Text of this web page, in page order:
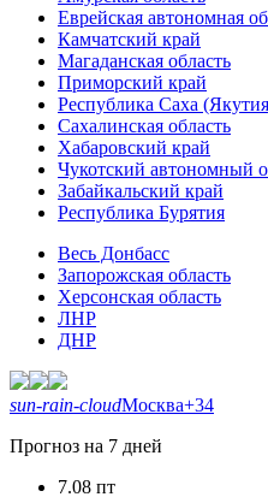
Еврейская автономная
Камчатский край
Магаданская область
Приморский край
Республика Саха
Сахалинская область
Хабаровский край
Чукотский автономный
Забайкальский край
Республика Бурятия
Весь Донбасс
Запорожская область
Херсонская область
ЛНР
ДНР
sun-rain-cloudМосква+34
Прогноз на 7 дней
7.08 пт